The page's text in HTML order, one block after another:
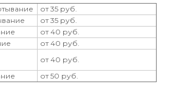
от 35 руб.
от 35 руб.
от 40 руб.
от 40 руб.
от 40 руб.
от 50 руб.